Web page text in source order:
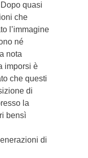
quasi
che
l’immagine
né
nota
imporsi è
che questi
di
la
bensì
di